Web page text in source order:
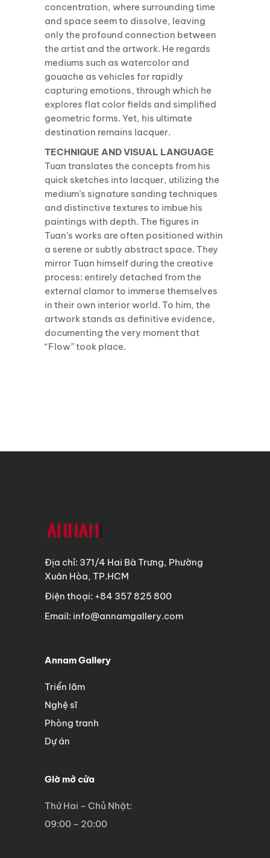
concentration, where surrounding time
and space seem to dissolve, leaving
only the profound connection between
the artist and the artwork. He regards
mediums such as watercolor and
gouache as vehicles for rapidly
capturing emotions, through which he
explores flat color fields and simplified
geometric forms. Yet, his ultimate
destination remains lacquer.
TECHNIQUE AND VISUAL LANGUAGE
Tuan translates the concepts from his
quick sketches into lacquer, utilizing the
medium’s signature sanding techniques
and distinctive textures to imbue his
paintings with depth. The figures in
Tuan’s works are often positioned within
a serene or subtly abstract space. They
mirror Tuan himself during the creative
process: entirely detached from the
external clamor to immerse themselves
in their own interior world. To him, the
artwork stands as definitive evidence,
documenting the very moment that
“Flow” took place.
Địa chỉ: 371/4 Hai Bà Trưng, Phường
Xuân Hòa, TP.HCM
Điện thoại: +84 357 825 800
Email: info@annamgallery.com
Annam Gallery
Triển lãm
Nghệ sĩ
Phòng tranh
Dự án
Giờ mở cửa
Thứ Hai – Chủ Nhật:
09:00 – 20:00